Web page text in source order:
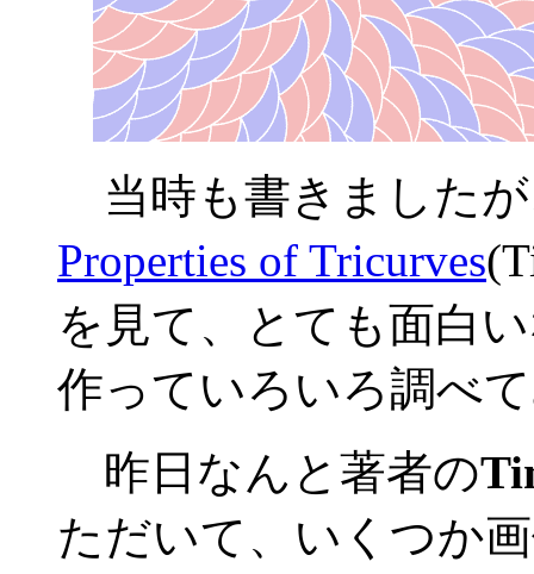
当時も書きました
Properties of Tricurves
を見て、とても面白
作っていろいろ調べ
昨日なんと著者の
ただいて、いくつか